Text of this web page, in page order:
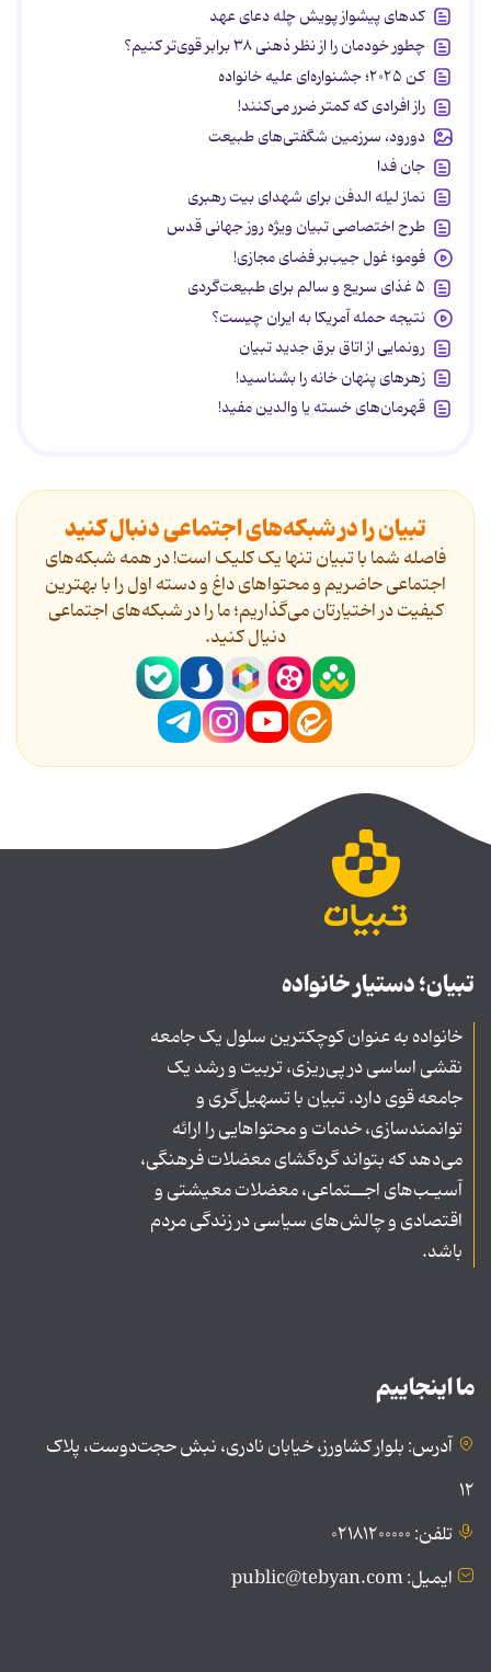
کدهای پیشواز پویش چله دعای عهد
چطور خودمان را از نظر ذهنی ۳۸ برابر قوی‌تر کنیم؟
کن ۲۰۲۵؛ جشنواره‌ای علیه خانواده
راز افرادی که کمتر ضرر می‌کنند!
دورود، سرزمین شگفتی‌های طبیعت
جان فدا
نماز لیله الدفن برای شهدای بیت رهبری
طرح اختصاصی تبیان ویژه روز جهانی قدس
فومو؛ غول جیب‌بر فضای مجازی!
۵ غذای سریع و سالم برای طبیعت‌گردی
نتیجه حمله آمریکا به ایران چیست؟
رونمایی از اتاق برق جدید تبیان
زهرهای پنهان خانه را بشناسید!
قهرمان‌های خسته یا والدین مفید!
تبیان را در شبکه‌های اجتماعی دنبال کنید
فاصله شما با تبیان تنها یک کلیک است! در همه شبکه‌های
اجتماعی حاضریم و محتواهای داغ و دسته اول را با بهترین
کیفیت در اختیارتان می‌گذاریم؛ ما را در شبکه‌های اجتماعی
دنیال کنید.
تبیان؛ دستیار خانواده
خانواده به عنوان کوچکترین سلول یک جامعه
نقشی اساسی در پی‌ریزی، تربیت و رشد یک
جامعه قوی دارد. تبیان با تسهیل‌گری و
توانمندسازی، خدمات و محتواهایی را ارائه
می‌دهد که بتواند گره‌گشای معضلات فرهنگی،
آسیـب‌های اجــتماعی، معضلات معیشتی و
اقتصادی و چالش‌های سیاسی در زندگی مردم
باشد.
ما اینجاییم
آدرس: بلوار کشاورز، خیابان نادری، نبش حجت‌دوست، پلاک
۱۲
تلفن: ۰۲۱۸۱۲۰۰۰۰۰
ایمیل: public@tebyan.com